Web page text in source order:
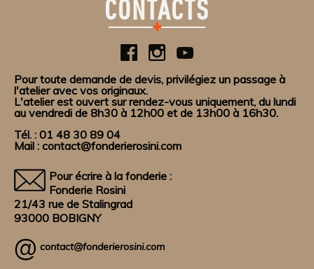
CONTACTS
Pour toute demande de devis, privilégiez un passage à
l'atelier avec vos originaux.
L'atelier est ouvert sur rendez-vous uniquement, du lundi
au vendredi de 8h30 à 12h00 et de 13h00 à 16h30.
Tél. : 01 48 30 89 04
Mail : contact@fonderierosini.com
Pour écrire à la fonderie :
Fonderie Rosini
21/43 rue de Stalingrad
93000 BOBIGNY
contact@fonderierosini.com